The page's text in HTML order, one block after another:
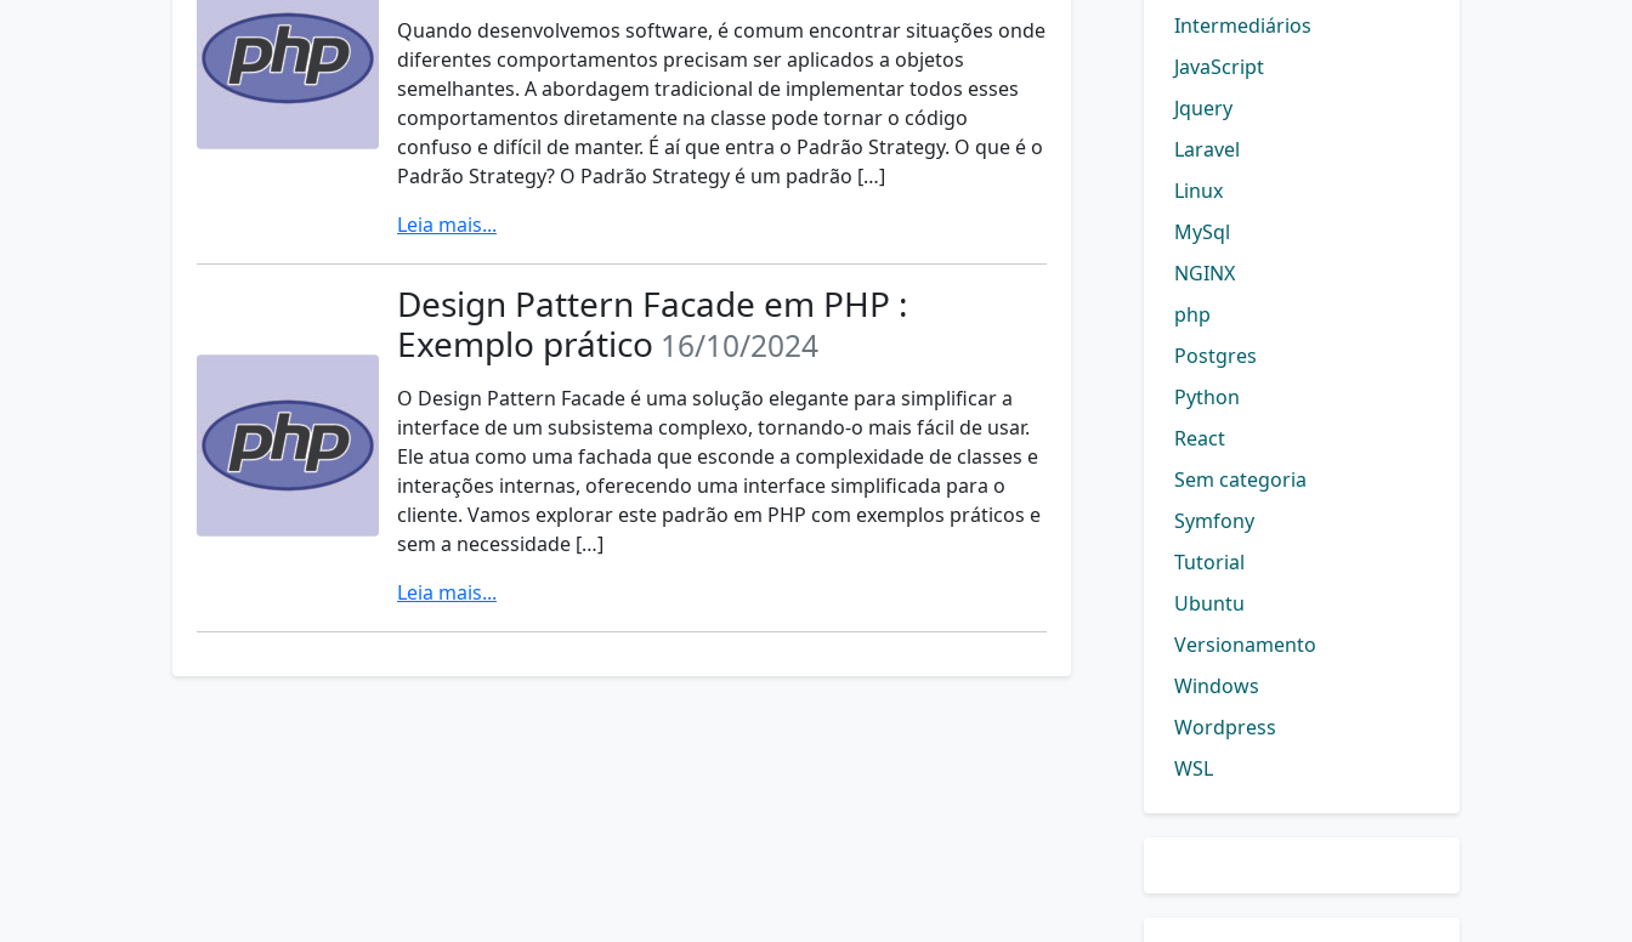
Quando desenvolvemos software, é comum encontrar situações onde
diferentes comportamentos precisam ser aplicados a objetos
semelhantes. A abordagem tradicional de implementar todos esses
comportamentos diretamente na classe pode tornar o código
confuso e difícil de manter. É aí que entra o Padrão Strategy. O que é o
Padrão Strategy? O Padrão Strategy é um padrão […]
Leia mais...
Design Pattern Facade em PHP :
Exemplo prático 16/10/2024
O Design Pattern Facade é uma solução elegante para simplificar a
interface de um subsistema complexo, tornando-o mais fácil de usar.
Ele atua como uma fachada que esconde a complexidade de classes e
interações internas, oferecendo uma interface simplificada para o
cliente. Vamos explorar este padrão em PHP com exemplos práticos e
sem a necessidade […]
Leia mais...
Intermediários
JavaScript
Jquery
Laravel
Linux
MySql
NGINX
php
Postgres
Python
React
Sem categoria
Symfony
Tutorial
Ubuntu
Versionamento
Windows
Wordpress
WSL